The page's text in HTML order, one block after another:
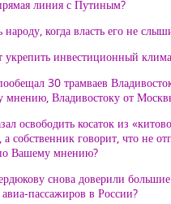
линия с Путиным?
народу, когда власть его не
укрепить инвестиционный
30 трамваев
мнению, Владивостоку от
освободить косаток из
собственник говорит, что не
Вашему мнению?
снова доверили
авиа-пассажиров в России?